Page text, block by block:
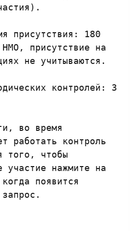
присутствия: 180
присутствие на
не учитываются.
контролей: 3
во время
работать контроль
того, чтобы
участие нажмите на
появится